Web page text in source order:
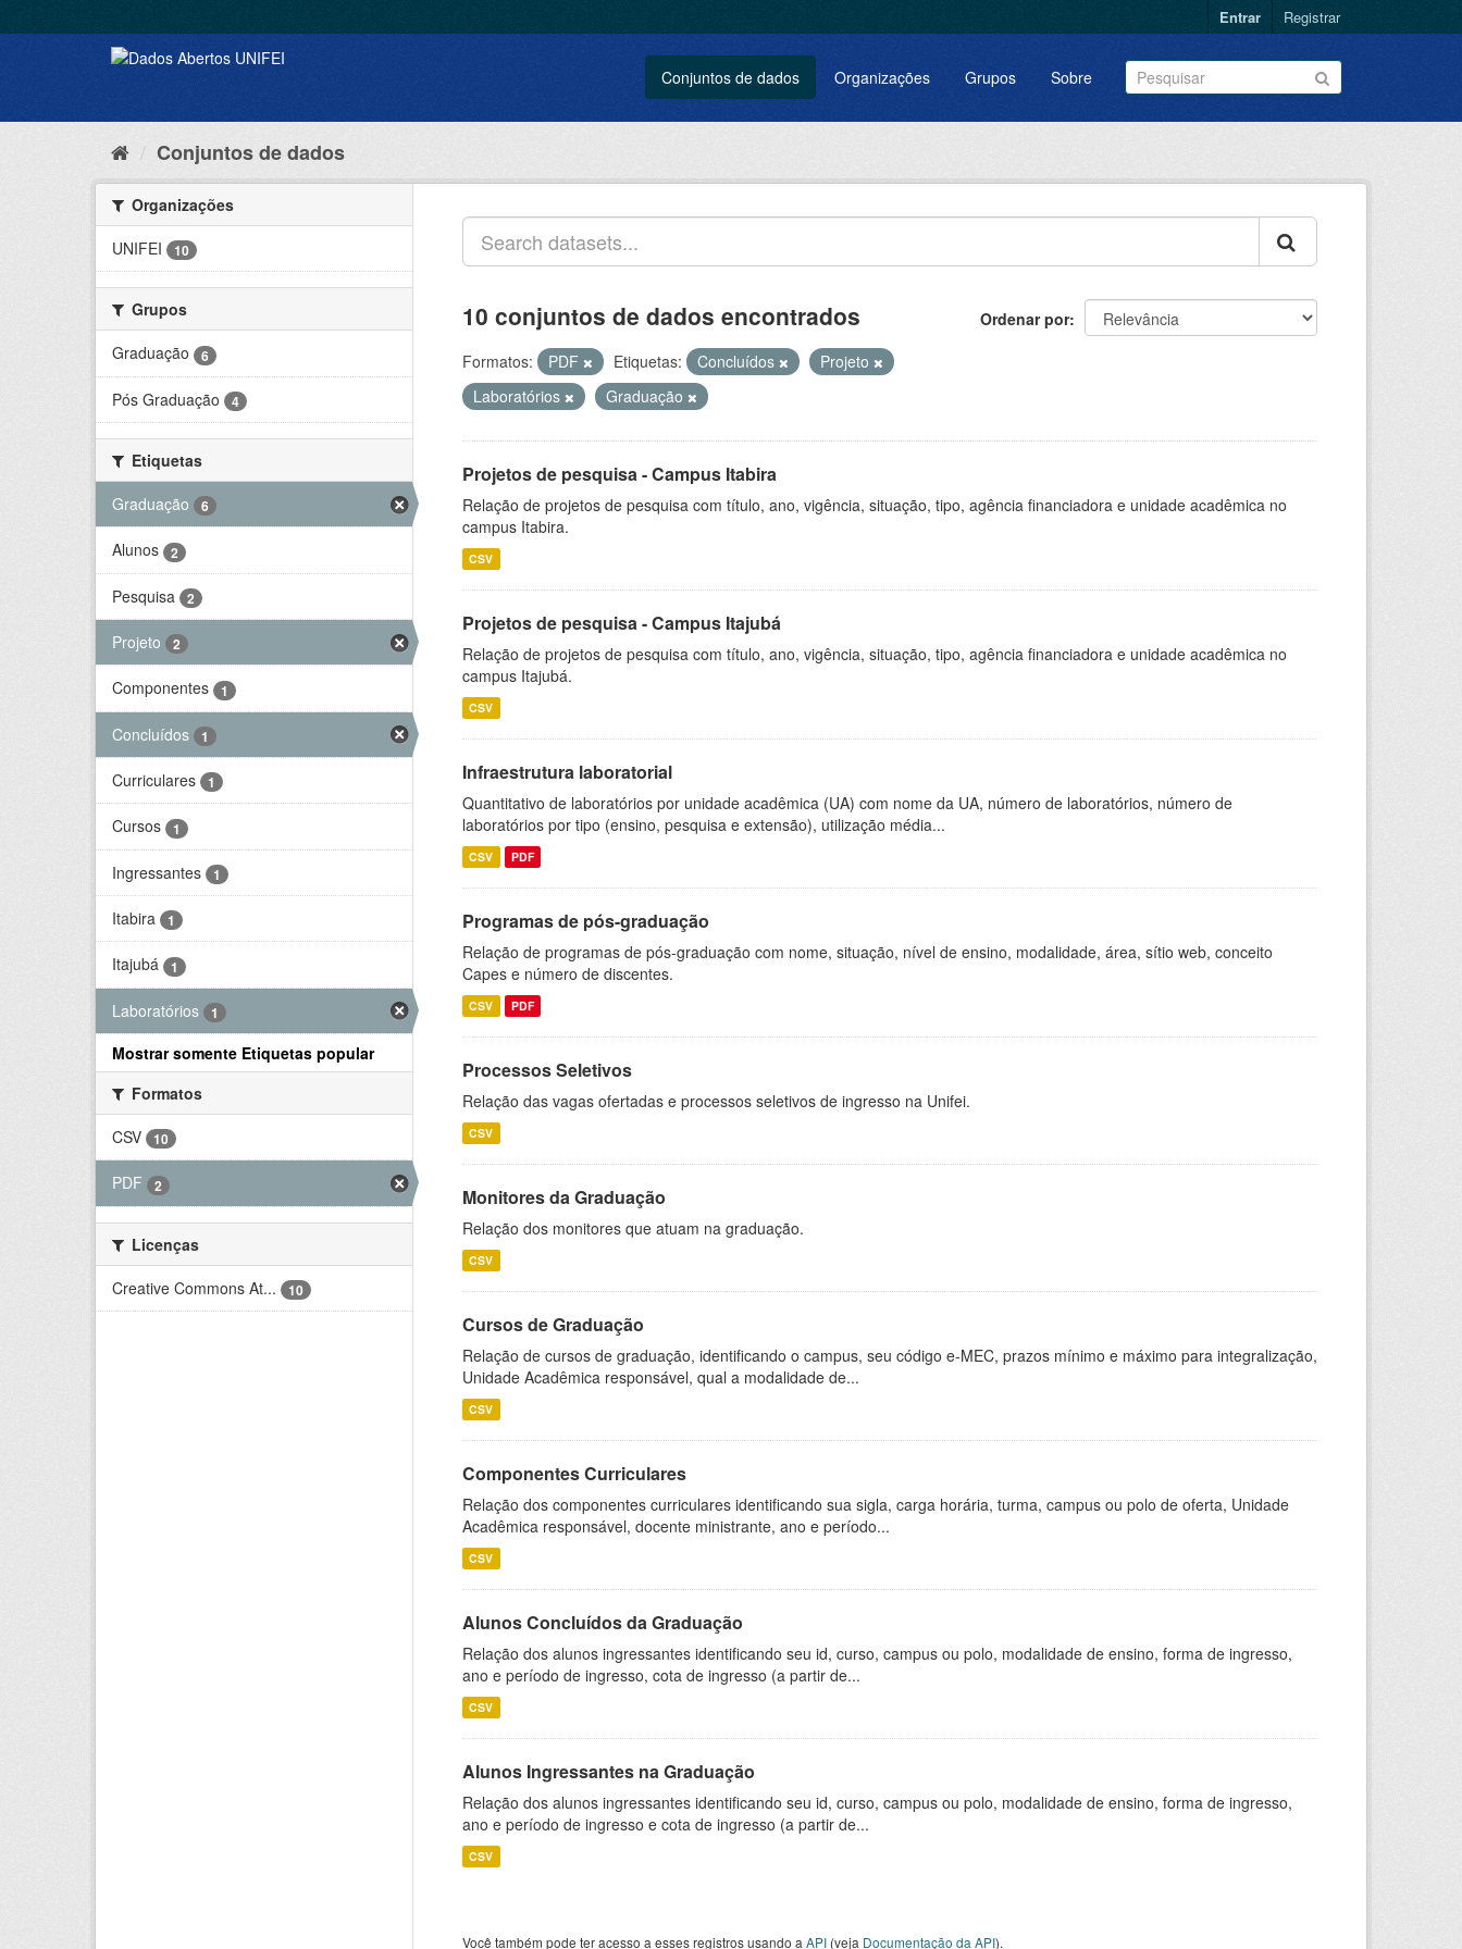
Entrar Registrar
Conjuntos de dados Organizações Grupos Sobre
Conjuntos de dados
Organizações
UNIFEI
10
Grupos
Graduação
6
Pós Graduação 4
Etiquetas
Graduação
6
Alunos 2
Pesquisa 2
Projeto 2
Componentes 1
Concluídos 1
Curriculares 1
Cursos 1
Ingressantes 1
Itabira 1
Itajubá 1
Laboratórios 1
Mostrar somente Etiquetas popular
Formatos
CSV
10
PDF 2
Licenças
Creative Commons At...
10
Ordenar por
10 conjuntos de dados encontrados
Formatos: PDF Etiquetas: Concluídos
Projeto
Laboratórios
Graduação
Projetos de pesquisa - Campus Itabira
Relação de projetos de pesquisa com título, ano, vigência, situação, tipo, agência financiadora e unidade acadêmica no
campus Itabira.
CSV
Projetos de pesquisa - Campus Itajubá
Relação de projetos de pesquisa com título, ano, vigência, situação, tipo, agência financiadora e unidade acadêmica no
campus Itajubá.
CSV
Infraestrutura laboratorial
Quantitativo de laboratórios por unidade acadêmica (UA) com nome da UA, número de laboratórios, número de
laboratórios por tipo (ensino, pesquisa e extensão), utilização média...
CSV PDF
Programas de pós-graduação
Relação de programas de pós-graduação com nome, situação, nível de ensino, modalidade, área, sítio web, conceito
Capes e número de discentes.
CSV PDF
Processos Seletivos
Relação das vagas ofertadas e processos seletivos de ingresso na Unifei.
CSV
Monitores da Graduação
Relação dos monitores que atuam na graduação.
CSV
Cursos de Graduação
Relação de cursos de graduação, identificando o campus, seu código e-MEC, prazos mínimo e máximo para integralização,
Unidade Acadêmica responsável, qual a modalidade de...
CSV
Componentes Curriculares
Relação dos componentes curriculares identificando sua sigla, carga horária, turma, campus ou polo de oferta, Unidade
Acadêmica responsável, docente ministrante, ano e período...
CSV
Alunos Concluídos da Graduação
Relação dos alunos ingressantes identificando seu id, curso, campus ou polo, modalidade de ensino, forma de ingresso,
ano e período de ingresso, cota de ingresso (a partir de...
CSV
Alunos Ingressantes na Graduação
Relação dos alunos ingressantes identificando seu id, curso, campus ou polo, modalidade de ensino, forma de ingresso,
ano e período de ingresso e cota de ingresso (a partir de...
CSV
Você também pode ter acesso a esses registros usando a API (veja Documentação da API).